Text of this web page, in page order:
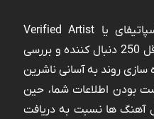
درگذشته دریافت تیک آبی اسپاتیفای یا Verified Artist
منوط به شرایطی هم چون حداقل 250 دنبال کننده و بررسی
سازی روند به آسانی ناشرین
بودن اطلاعات شما، حین
آهنگ ها نسبت به دریافت